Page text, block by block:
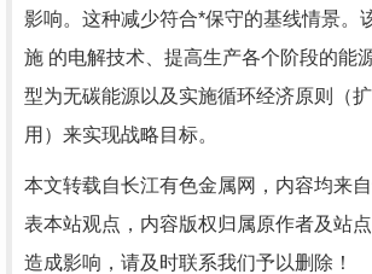
影响。这种减少符合*保守的基线情景。
施 的电解技术、提高生产各个阶段的能
型为无碳能源以及实施循环经济原则（
用）来实现战略目标。
本文转载自长江有色金属网，内容均来
表本站观点，内容版权归属原作者及站
造成影响，请及时联系我们予以删除！